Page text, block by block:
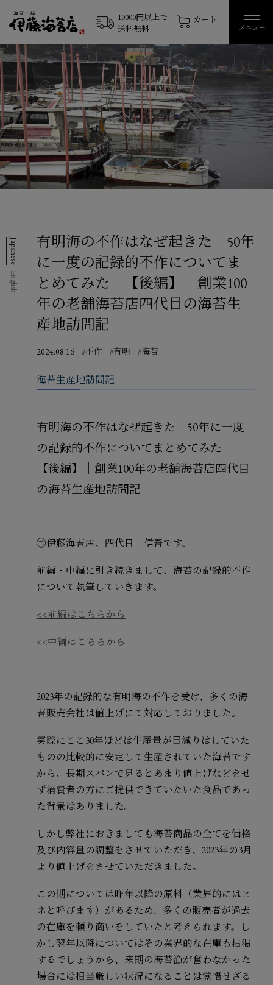
10000円以上で
送料無料
カート
メニュー
有明海の不作はなぜ起きた 50年
に一度の記録的不作についてま
とめてみた 【後編】｜創業100
年の老舗海苔店四代目の海苔生
産地訪問記
2024.08.16 #不作 #有明 #海苔
海苔生産地訪問記
有明海の不作はなぜ起きた 50年に一度
の記録的不作についてまとめてみた
【後編】｜創業100年の老舗海苔店四代目
の海苔生産地訪問記
㊁伊藤海苔店、四代目 信吾です。
前編・中編に引き続きまして、海苔の記録的不作
について執筆していきます。
<<前編はこちらから
<<中編はこちらから
2023年の記録的な有明海の不作を受け、多くの海
苔販売会社は値上げにて対応しておりました。
実際にここ30年ほどは生産量が目減りはしていた
ものの比較的に安定して生産されていた海苔です
から、長期スパンで見るとあまり値上げなどをせ
ず消費者の方にご提供できていたいた食品であっ
た背景はありました。
しかし弊社におきましても海苔商品の全てを価格
及び内容量の調整をさせていただき、2023年の3月
より値上げをさせていただきました。
この期については昨年以降の原料（業界的にはヒ
ネと呼びます）があるため、多くの販売者が過去
の在庫を頼り商いをしていたと考えられます。し
かし翌年以降についてはその業界的な在庫も枯渇
するでしょうから、来期の海苔漁が奮わなかった
場合には相当厳しい状況になることは覚悟せざる
English
Japanese